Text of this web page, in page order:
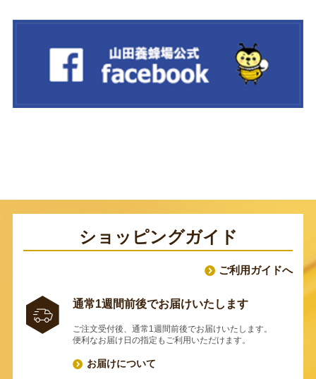
ショッピングガイド
ご利用ガイドへ
通常1週間前後でお届けいたします
ご注文受付後、通常1週間前後でお届けいたします。
便利なお届け日の指定もご利用いただけます。
お届けについて